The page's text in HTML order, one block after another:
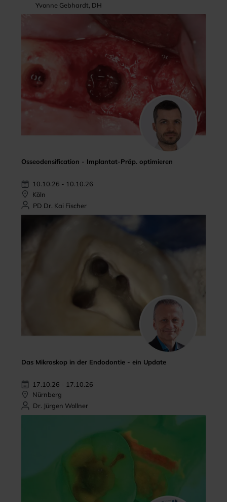
Yvonne Gebhardt, DH
Osseodensification - Implantat-Präp. optimieren
10.10.26 - 10.10.26
Köln
PD Dr. Kai Fischer
Das Mikroskop in der Endodontie - ein Update
17.10.26 - 17.10.26
Nürnberg
Dr. Jürgen Wollner